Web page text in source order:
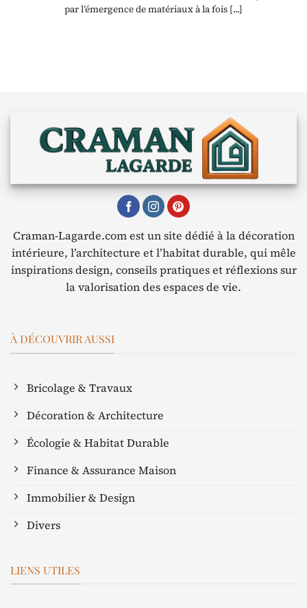
par l’émergence de matériaux à la fois [...]
Craman-Lagarde.com est un site dédié à la décoration
intérieure, l’architecture et l’habitat durable, qui mêle
inspirations design, conseils pratiques et réflexions sur
la valorisation des espaces de vie.
À DÉCOUVRIR AUSSI
Bricolage & Travaux
Décoration & Architecture
Écologie & Habitat Durable
Finance & Assurance Maison
Immobilier & Design
Divers
LIENS UTILES